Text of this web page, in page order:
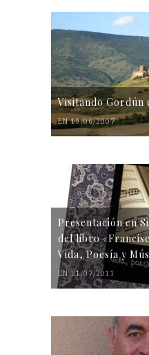
Visitando Gordún
EN 19/06/2007
Presentación en
del libro
Vida, Poesía y
EN 31/07/2011